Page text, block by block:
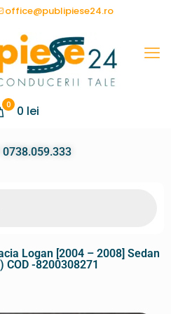
office@publipiese24.ro
0 0 lei
0738.059.333
Logan [2004 – 2008] Sedan
COD -8200308271